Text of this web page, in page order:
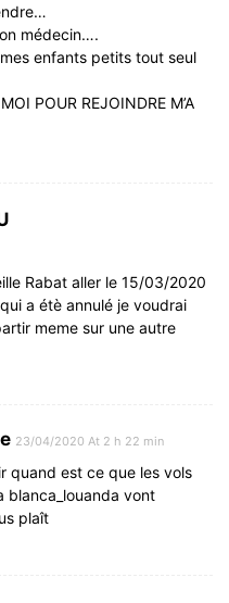
médecin….
mes enfants petits tout seul
POUR REJOINDRE M’A
Rabat aller le 15/03/2020
a étè annulé je voudrai
meme sur une autre
23/04/2020 At 2 h 22 min
quand est ce que les vols
blanca_louanda vont
plaît